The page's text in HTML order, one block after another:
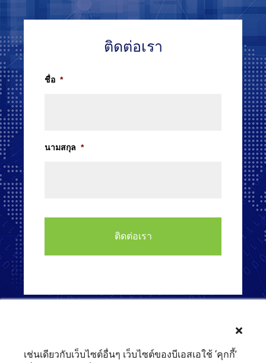
ติดต่อเรา
ชื่อ *
นามสกุล *
เช่นเดียวกับเว็บไซต์อื่นๆ เว็บไซต์ของบีเอสเอใช้ ‘คุกกี้’